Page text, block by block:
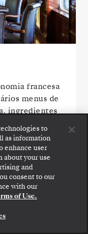
francesa
menus de
ingredientes
to
as information
enhance user
about your use
and
consent to our
with our
of Use.